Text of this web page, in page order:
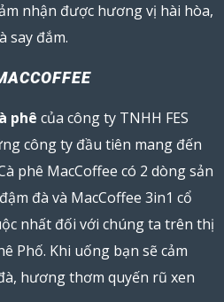
nhận được hương vị hài hòa,
say đắm.
phê của công ty TNHH FES
công ty đầu tiên mang đến
phê MacCoffee có 2 dòng sản
đà và MacCoffee 3in1 cổ
nhất đối với chúng ta trên thị
Phố. Khi uống bạn sẽ cảm
hương thơm quyến rũ xen